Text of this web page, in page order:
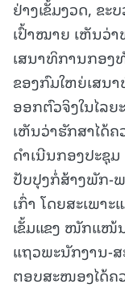
ຢ່າງເຂັ້ມງວດ, ຂ
ເປົ້າໝາຍ ເຫັນວ່
ເສນາທິການກອງ
ຂອງກົມໃຫຍ່ເສນ
ອອກຕົວຈິງໃນໄລ
ເຫັນວ່າຮັກສາໄດ້
ດໍາເນີນກອງປະຊຸ
ປັບປຸງກໍ່ສ້າງພັກ-
ເກົ່າ ໂດຍສະເພາ
ເຂັ້ມແຂງ ໜັກແໜ້ນ
ແຖວພະນັກງານ-
ຕອບສະໜອງໄດ້ຄ